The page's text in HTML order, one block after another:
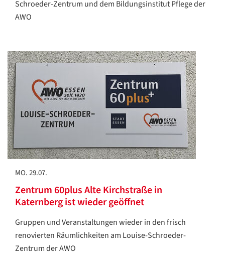
Schroeder-Zentrum und dem Bildungsinstitut Pflege der
AWO
MO. 29.07.
Zentrum 60plus Alte Kirchstraße in
Katernberg ist wieder geöffnet
Gruppen und Veranstaltungen wieder in den frisch
renovierten Räumlichkeiten am Louise-Schroeder-
Zentrum der AWO